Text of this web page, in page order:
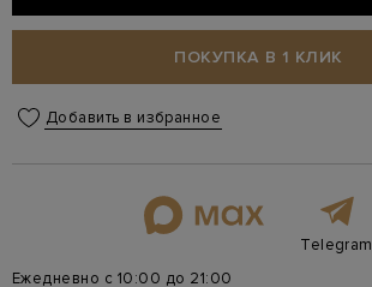
ПОКУПКА В 1 КЛИК
Добавить в избранное
Telegram
Ежедневно с 10:00 до 21:00